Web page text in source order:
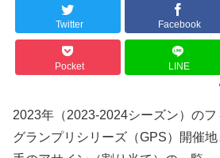
Twitter Facebook
Pocket LINE
2023年（2023-2024シーズン）の
グランプリシリーズ（GPS）開催